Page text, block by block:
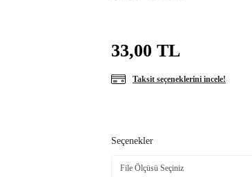
33,00 TL
Taksit seçeneklerini incele!
Seçenekler